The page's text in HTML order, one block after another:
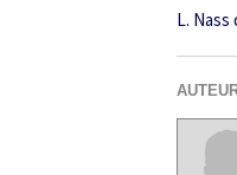
L.